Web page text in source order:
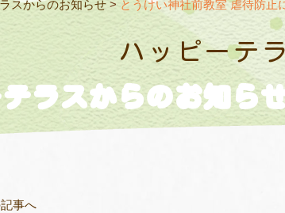
スからのお知らせ > とうけい神社前教室 虐待防止
ハッピーテ
ラスからのお知ら
事へ